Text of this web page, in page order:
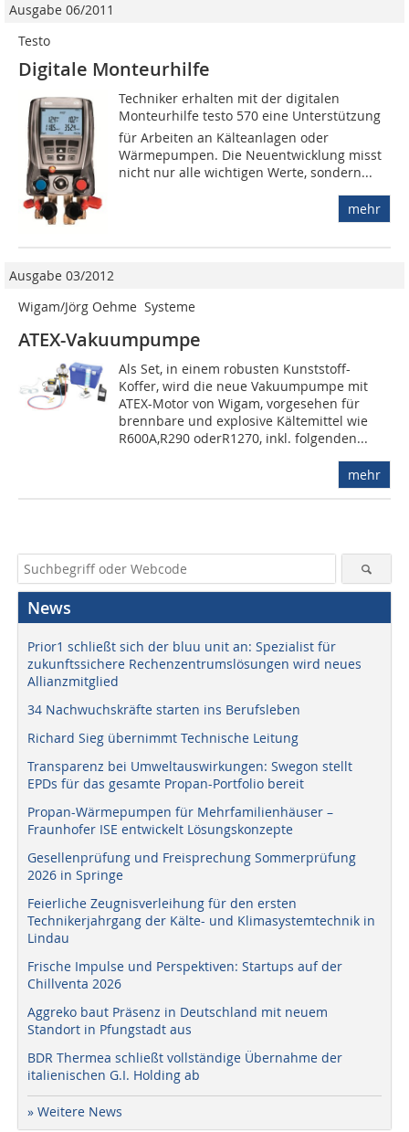
Ausgabe 06/2011
Testo
Digitale Monteurhilfe
Techniker erhalten mit der digitalen
Monteurhilfe testo 570 eine Unterstützung
für Arbeiten an Kälteanlagen oder
Wärmepumpen. Die Neuentwicklung misst
nicht nur alle wichtigen Werte, sondern...
mehr
Ausgabe 03/2012
Wigam/Jörg Oehme  Systeme
ATEX-Vakuumpumpe
Als Set, in einem robusten Kunststoff-
Koffer, wird die neue Vakuumpumpe mit
ATEX-Motor von Wigam, vorgesehen für
brennbare und explosive Kältemittel wie
R600A,R290 oderR1270, inkl. folgenden...
mehr
News
Prior1 schließt sich der bluu unit an: Spezialist für
zukunftssichere Rechenzentrumslösungen wird neues
Allianzmitglied
34 Nachwuchskräfte starten ins Berufsleben
Richard Sieg übernimmt Technische Leitung
Transparenz bei Umweltauswirkungen: Swegon stellt
EPDs für das gesamte Propan-Portfolio bereit
Propan-Wärmepumpen für Mehrfamilienhäuser –
Fraunhofer ISE entwickelt Lösungskonzepte
Gesellenprüfung und Freisprechung Sommerprüfung
2026 in Springe
Feierliche Zeugnisverleihung für den ersten
Technikerjahrgang der Kälte- und Klimasystemtechnik in
Lindau
Frische Impulse und Perspektiven: Startups auf der
Chillventa 2026
Aggreko baut Präsenz in Deutschland mit neuem
Standort in Pfungstadt aus
BDR Thermea schließt vollständige Übernahme der
italienischen G.I. Holding ab
» Weitere News